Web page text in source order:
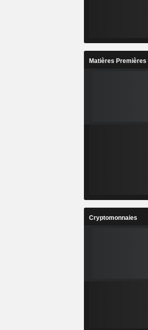
Matières Premières
Cryptomonnaies